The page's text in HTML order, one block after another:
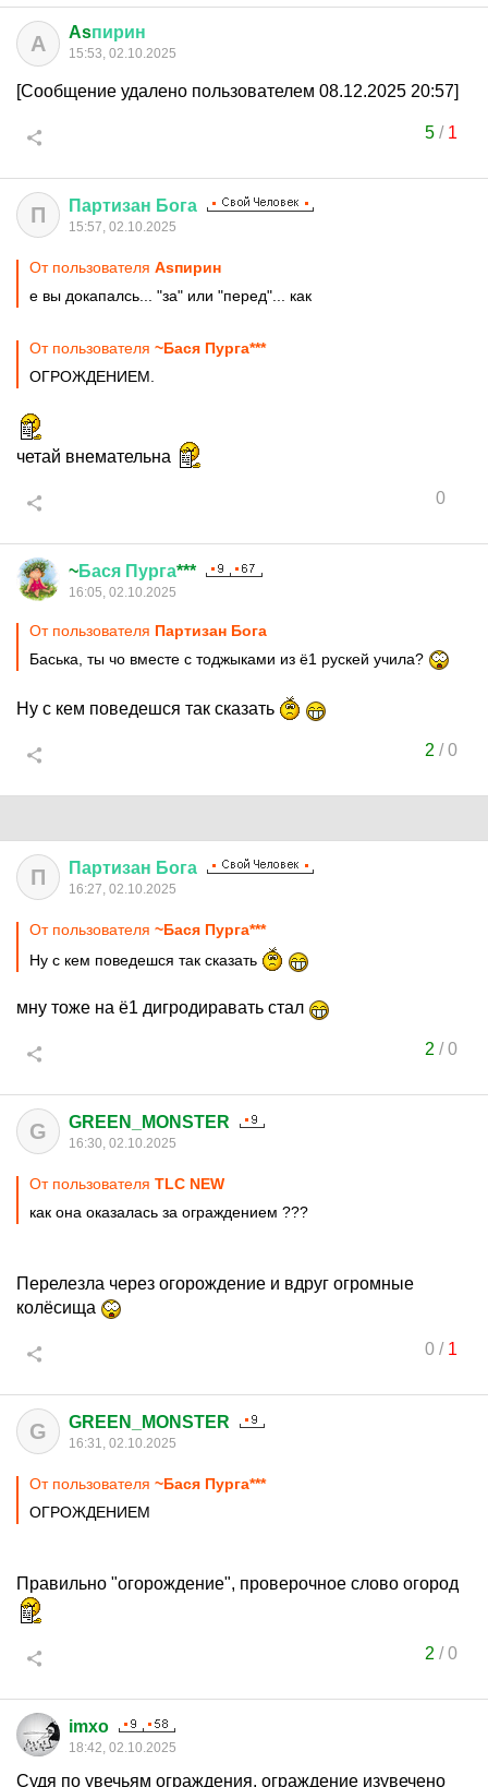
A Asпирин
15:53, 02.10.2025
[Сообщение удалено пользователем 08.12.2025 20:57]
5/ 1
П Партизан Бога
15:57, 02.10.2025
От пользователя Asпирин
е вы докапалсь... "за" или "перед"... как
От пользователя ~Бася Пурга***
ОГРОЖДЕНИЕМ.
четай внемательна
0
~Бася Пурга***
16:05, 02.10.2025
От пользователя Партизан Бога
Баська, ты чо вместе с тоджыками из ё1 рускей учила?
Ну с кем поведешся так сказать
2 /0
П Партизан Бога
16:27, 02.10.2025
От пользователя ~Бася Пурга***
Ну с кем поведешся так сказать
мну тоже на ё1 дигродиравать стал
2 /0
G GREEN_MONSTER
16:30, 02.10.2025
От пользователя TLC NEW
как она оказалась за ограждением ???
Перелезла через огорождение и вдруг огромные
колёсища
0/ 1
G GREEN_MONSTER
16:31, 02.10.2025
От пользователя ~Бася Пурга***
ОГРОЖДЕНИЕМ
Правильно "огорождение", проверочное слово огород
2 /0
imxo
18:42, 02.10.2025
Судя по увечьям ограждения, ограждение изувечено